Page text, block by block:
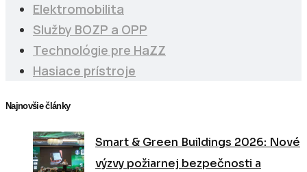
Elektromobilita
Služby BOZP a OPP
Technológie pre HaZZ
Hasiace prístroje
Najnovšie články
Smart & Green Buildings 2026: Nové
výzvy požiarnej bezpečnosti a